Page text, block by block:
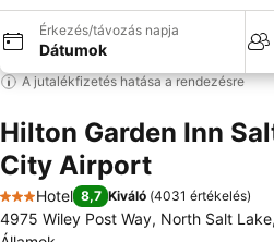
Érkezés/távozás napja
Dátumok
A jutalékfizetés hatása a rendezésre
Hilton Garden Inn
City Airport
3 Kategória
Hotel 8,7 Kiváló (4031 értékelés)
4975 Wiley Post Way, North Salt